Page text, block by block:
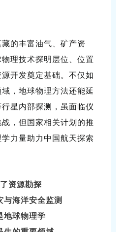
的丰富油气、矿产资
理技术探明层位、位置
开发奠定基础。不仅如
，地球物理方法还能延
星内部探测，虽面临仪
，但国家相关计划的推
力量助力中国航天探索
资源勘探
与海洋安全监测
地球物理学